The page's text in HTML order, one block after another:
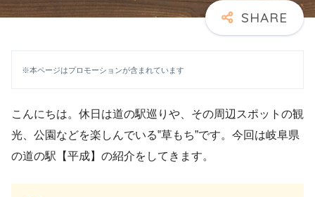
※本ページはプロモーションが含まれています
こんにちは。休日は道の駅巡りや、その周辺スポットの観
光、公園などを楽しんでいる‟草もち”です。今回は岐阜県
の道の駅【平成】の紹介をしてきます。